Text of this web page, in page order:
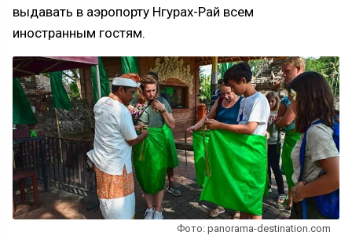
выдавать в аэропорту Нгурах-Рай всем
иностранным гостям.
Фото: panorama-destination.com